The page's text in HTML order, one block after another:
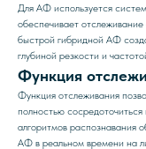
Для АФ используется
обеспечивает
быстрой гибридной АФ
глубиной резкости и
Функция
Функция отслеживания
полностью
алгоритмов распознавания
АФ в реальном времени на